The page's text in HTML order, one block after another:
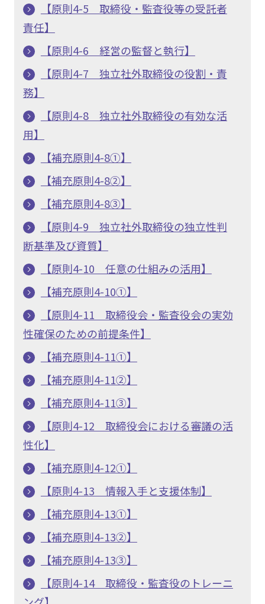
【原則4-5 取締役・監査役等の受託者
責任】
【原則4-6 経営の監督と執行】
【原則4-7 独立社外取締役の役割・責
務】
【原則4-8 独立社外取締役の有効な活
用】
【補充原則4-8①】
【補充原則4-8②】
【補充原則4-8③】
【原則4-9 独立社外取締役の独立性判
断基準及び資質】
【原則4-10 任意の仕組みの活用】
【補充原則4-10①】
【原則4-11 取締役会・監査役会の実効
性確保のための前提条件】
【補充原則4-11①】
【補充原則4-11②】
【補充原則4-11③】
【原則4-12 取締役会における審議の活
性化】
【補充原則4-12①】
【原則4-13 情報入手と支援体制】
【補充原則4-13①】
【補充原則4-13②】
【補充原則4-13③】
【原則4-14 取締役・監査役のトレーニ